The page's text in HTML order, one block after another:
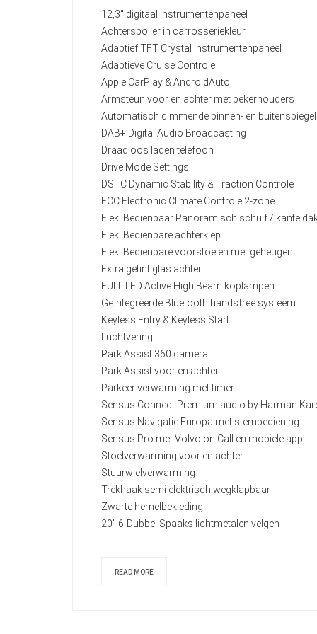
12,3" digitaal instrumentenpaneel
Achterspoiler in carrosseriekleur
Adaptief TFT Crystal instrumentenpaneel
Adaptieve Cruise Controle
Apple CarPlay & AndroidAuto
Armsteun voor en achter met bekerhouders
Automatisch dimmende binnen- en
DAB+ Digital Audio Broadcasting
Draadloos laden telefoon
Drive Mode Settings
DSTC Dynamic Stability & Traction Controle
ECC Electronic Climate Controle 2-zone
Elek. Bedienbaar Panoramisch schuif /
Elek. Bedienbare achterklep
Elek. Bedienbare voorstoelen met geheugen
Extra getint glas achter
FULL LED Active High Beam koplampen
Geïntegreerde Bluetooth handsfree systeem
Keyless Entry & Keyless Start
Luchtvering
Park Assist 360 camera
Park Assist voor en achter
Parkeer verwarming met timer
Sensus Connect Premium audio by Harman
Sensus Navigatie Europa met stembediening
Sensus Pro met Volvo on Call en mobiele app
Stoelverwarming voor en achter
Stuurwielverwarming
Trekhaak semi elektrisch wegklapbaar
Zwarte hemelbekleding
20" 6-Dubbel Spaaks lichtmetalen velgen
READ MORE